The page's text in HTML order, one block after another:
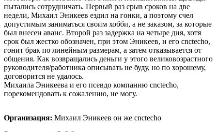
пытались сотрудничать. Первый раз срыв сроков на две
недели, Михаил Эникеев ездил на гонки, а поэтому счел
допустимым заниматься своим хобби, а не заказом, за которые
был внесен аванс. Второй раз задержка на четыре дня, хотя
срок был жестко обозначен, при этом Эникеев, и его cnctecho,
гонит брак по линейным размерам, а затем отказывается от
общения. Как возвращались деньги у этого великовозрастного
руководителя/работника описывать не буду, но по хорошему,
договорится не удалось.
Михаила Эникеева и его псевдо компанию cnctecho,
порекомендовать к сожалению, не могу.
Организация: Михаил Эникеев он же cnctecho